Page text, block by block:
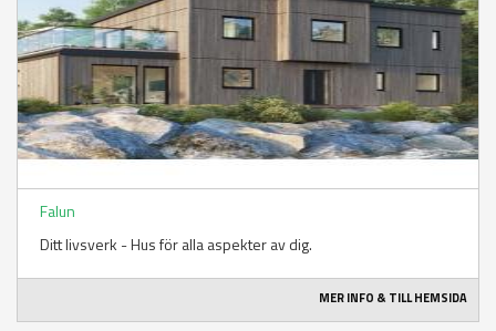
Falun
Ditt livsverk - Hus för alla aspekter av dig.
MER INFO & TILL HEMSIDA